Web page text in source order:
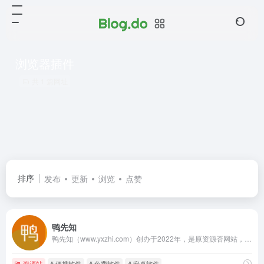
排序 发布 更新 浏览 点赞
鸭先知